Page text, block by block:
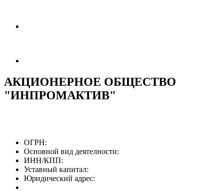
АКЦИОНЕРНОЕ ОБЩЕСТВО
"ИНПРОМАКТИВ"
ОГРН:
Основной вид деятелности:
ИНН/КПП:
Уставный капитал:
Юридический адрес: